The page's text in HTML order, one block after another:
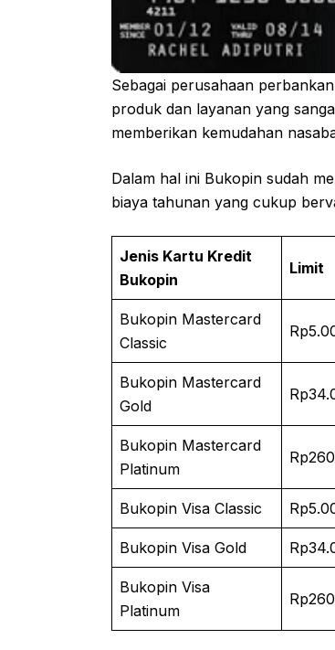
Sebagai perusahaan
produk dan layanan yang
memberikan kemudahan
Dalam hal ini Bukopin sudah
biaya tahunan yang cukup
Jenis Kartu Kredit
Bukopin
Limit
Bukopin Mastercard
Classic
Bukopin Mastercard
Gold
Bukopin Mastercard
Platinum
Bukopin Visa Classic
Bukopin Visa Gold
Bukopin Visa
Platinum